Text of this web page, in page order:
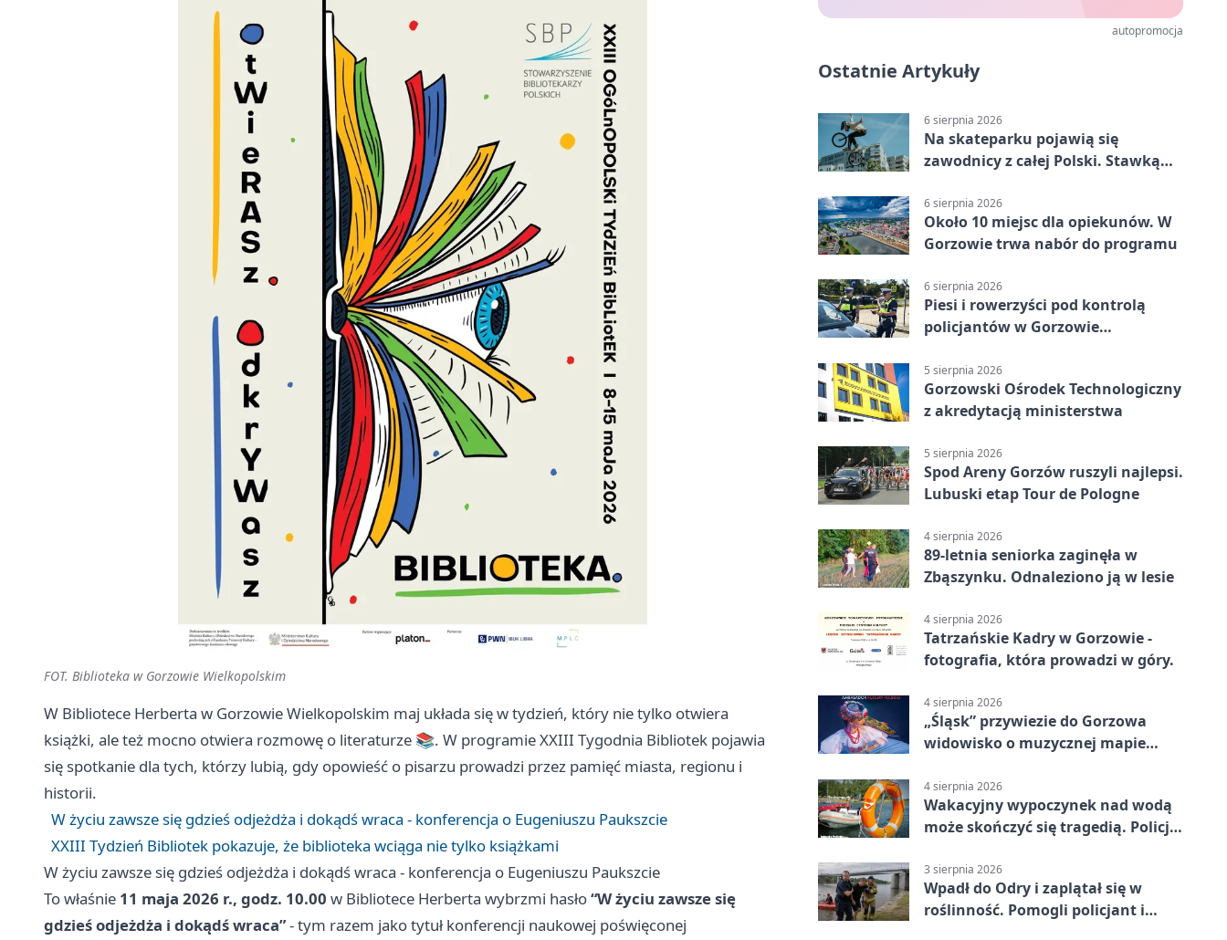
FOT. Biblioteka w Gorzowie Wielkopolskim
W Bibliotece Herberta w Gorzowie Wielkopolskim maj układa się w tydzień, który nie tylko otwiera
książki, ale też mocno otwiera rozmowę o literaturze 📚. W programie XXIII Tygodnia Bibliotek pojawia
się spotkanie dla tych, którzy lubią, gdy opowieść o pisarzu prowadzi przez pamięć miasta, regionu i
historii.
W życiu zawsze się gdzieś odjeżdża i dokądś wraca - konferencja o Eugeniuszu Paukszcie
XXIII Tydzień Bibliotek pokazuje, że biblioteka wciąga nie tylko książkami
W życiu zawsze się gdzieś odjeżdża i dokądś wraca - konferencja o Eugeniuszu Paukszcie
To właśnie 11 maja 2026 r., godz. 10.00 w Bibliotece Herberta wybrzmi hasło“W życiu zawsze się
gdzieś odjeżdża i dokądś wraca”- tym razem jako tytuł konferencji naukowej poświęconej
autopromocja
Ostatnie Artykuły
6 sierpnia 2026
Na skateparku pojawią się
zawodnicy z całej Polski. Stawką
6 sierpnia 2026
Około 10 miejsc dla opiekunów. W
Gorzowie trwa nabór do programu
6 sierpnia 2026
Piesi i rowerzyści pod kontrolą
policjantów w Gorzowie
5 sierpnia 2026
Gorzowski Ośrodek Technologiczny
z akredytacją ministerstwa
5 sierpnia 2026
Spod Areny Gorzów ruszyli najlepsi.
Lubuski etap Tour de Pologne
4 sierpnia 2026
89-letnia seniorka zaginęła w
Zbąszynku. Odnaleziono ją w lesie
4 sierpnia 2026
Tatrzańskie Kadry w Gorzowie -
fotografia, która prowadzi w góry.
4 sierpnia 2026
„Śląsk” przywiezie do Gorzowa
widowisko o muzycznej mapie
4 sierpnia 2026
Wakacyjny wypoczynek nad wodą
może skończyć się tragedią. Policja
3 sierpnia 2026
Wpadł do Odry i zaplątał się w
roślinność. Pomogli policjant i